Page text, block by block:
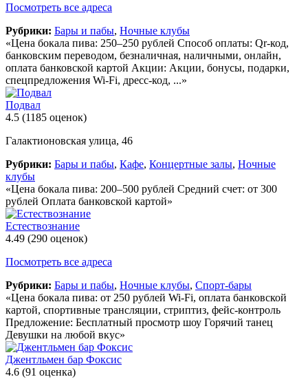
Посмотреть все адреса
Рубрики: Бары и пабы, Ночные клубы
«Цена бокала пива: 250–250 рублей Способ оплаты: Qr-код,
банковским переводом, безналичная, наличными, онлайн,
оплата банковской картой Акции: Акции, бонусы, подарки,
спецпредложения Wi-Fi, дресс-код, ...»
Подвал
4.5 (1185 оценок)
Галактионовская улица, 46
Рубрики: Бары и пабы, Кафе, Концертные залы, Ночные
клубы
«Цена бокала пива: 200–500 рублей Средний счет: от 300
рублей Оплата банковской картой»
Естествознание
4.49 (290 оценок)
Посмотреть все адреса
Рубрики: Бары и пабы, Ночные клубы, Спорт-бары
«Цена бокала пива: от 250 рублей Wi-Fi, оплата банковской
картой, спортивные трансляции, стриптиз, фейс-контроль
Предложение: Бесплатный просмотр шоу Горячий танец
Девушки на любой вкус»
Джентльмен бар Фоксис
4.6 (91 оценка)